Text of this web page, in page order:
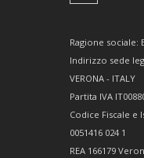
Ragione sociale:
Indirizzo sede
VERONA - ITALY
Partita IVA
Codice Fiscale e
0051416 024 1
REA 166179